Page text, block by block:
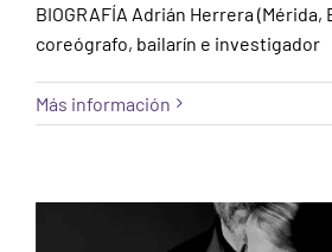
BIOGRAFÍA Adrián Herrera (Mérida,
coreógrafo, bailarín e investigador
Más información
Juan Carlos Lérida y